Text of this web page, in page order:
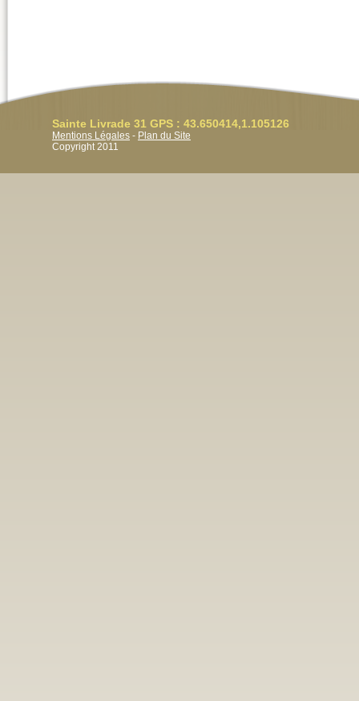
Sainte Livrade 31 GPS : 43.650414,1.105126
Mentions Légales - Plan du Site
Copyright 2011